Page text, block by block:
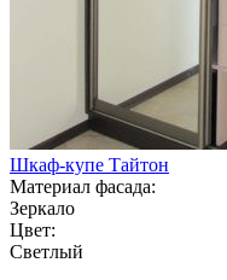
Шкаф-купе Тайтон
Материал фасада:
Зеркало
Цвет:
Светлый